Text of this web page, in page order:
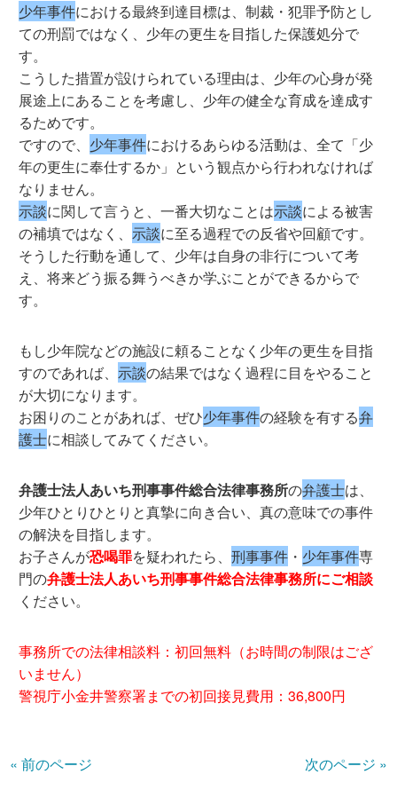
少年事件における最終到達目標は、制裁・犯罪予防とし
ての刑罰ではなく、少年の更生を目指した保護処分で
す。
こうした措置が設けられている理由は、少年の心身が発
展途上にあることを考慮し、少年の健全な育成を達成す
るためです。
ですので、 少年事件におけるあらゆる活動は、全て「少
年の更生に奉仕するか」という観点から行われなければ
なりません。
示談に関して言うと、一番大切なことは示談による被害
の補填ではなく、示談に至る過程での反省や回顧です。
そうした行動を通して、少年は自身の非行について考
え、将来どう振る舞うべきか学ぶことができるからで
す。
もし少年院などの施設に頼ることなく少年の更生を目指
すのであれば、示談の結果ではなく過程に目をやること
が大切になります。
お困りのことがあれば、ぜひ少年事件の経験を有する弁
護士に相談してみてください。
弁護士法人あいち刑事事件総合法律事務所の弁護士は、
少年ひとりひとりと真摯に向き合い、真の意味での事件
の解決を目指します。
お子さんが恐喝罪を疑われたら、刑事事件 ・ 少年事件専
門の弁護士法人あいち刑事事件総合法律事務所にご相談
ください。
事務所での法律相談料：初回無料（お時間の制限はござ
いません）
警視庁小金井警察署までの初回接見費用：36,800円
« 前のページ 次のページ »